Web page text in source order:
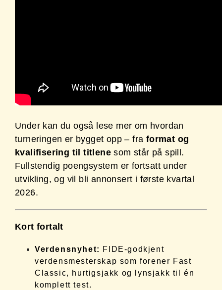
Under kan du også lese mer om hvordan
turneringen er bygget opp – fra format og
kvalifisering til titlene som står på spill.
Fullstendig poengsystem er fortsatt under
utvikling, og vil bli annonsert i første kvartal
2026.
Kort fortalt
Verdensnyhet: FIDE-godkjent
verdensmesterskap som forener Fast
Classic, hurtigsjakk og lynsjakk til én
komplett test.